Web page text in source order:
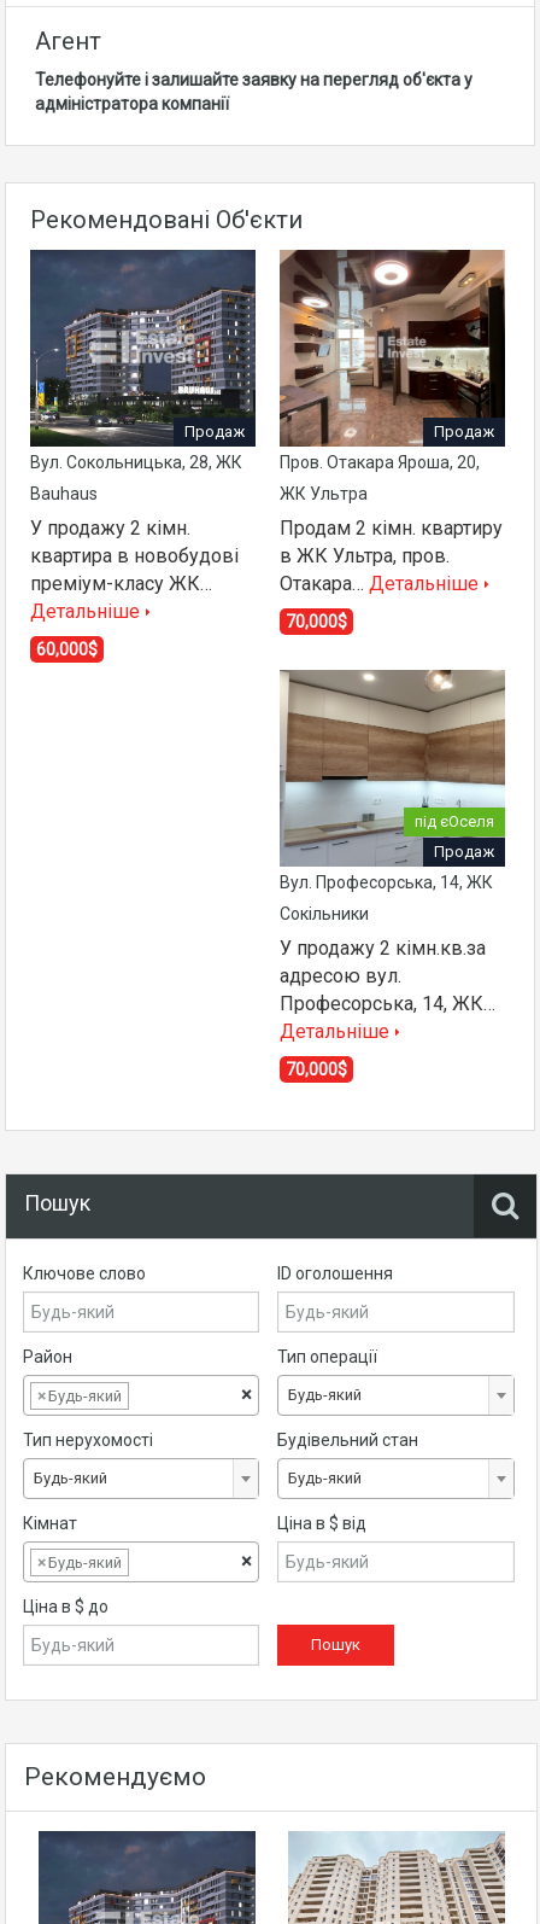
Агент
Телефонуйте і залишайте заявку на перегляд об'єкта у
адміністратора компанії
Рекомендовані Об'єкти
Продаж
Вул. Сокольницька, 28, ЖК
Bauhaus
У продажу 2 кімн.
квартира в новобудові
преміум-класу ЖК…
Детальніше
60,000$
Продаж
Пров. Отакара Яроша, 20,
ЖК Ультра
Продам 2 кімн. квартиру
в ЖК Ультра, пров.
Отакара… Детальніше
70,000$
під єОселя
Продаж
Вул. Професорська, 14, ЖК
Сокільники
У продажу 2 кімн.кв.за
адресою вул.
Професорська, 14, ЖК…
Детальніше
70,000$
Пошук
Ключове слово ID оголошення
Район
×
×Будь-який
Тип операції
Будь-який
Тип нерухомості
Будь-який
Будівельний стан
Будь-який
Кімнат
×
×Будь-який
Ціна в $ від
Ціна в $ до
Рекомендуємо